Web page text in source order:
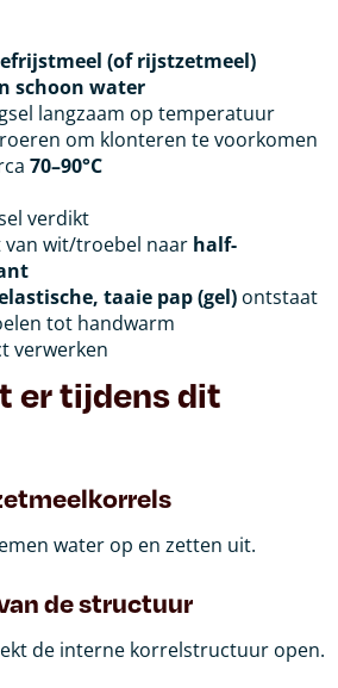
(of rijstzetmeel)
schoon water
langzaam op temperatuur
om klonteren te voorkomen
70–90°C
verdikt
wit/troebel naar half-
taaie pap (gel) ontstaat
tot handwarm
verwerken
er tijdens dit
water op en zetten uit.
de structuur
de interne korrelstructuur open.